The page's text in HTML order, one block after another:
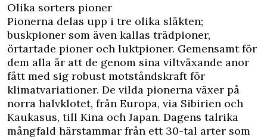
Olika sorters pioner
Pionerna delas upp i tre olika släkten;
buskpioner som även kallas trädpioner,
örtartade pioner och luktpioner. Gemensamt för
dem alla är att de genom sina viltväxande anor
fått med sig robust motståndskraft för
klimatvariationer. De vilda pionerna växer på
norra halvklotet, från Europa, via Sibirien och
Kaukasus, till Kina och Japan. Dagens talrika
mångfald härstammar från ett 30-tal arter som